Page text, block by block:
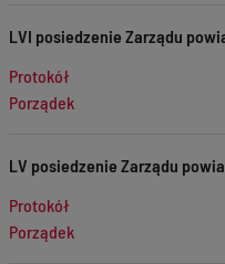
LVI posiedzenie Zarządu
Protokół
Porządek
LV posiedzenie Zarządu
Protokół
Porządek